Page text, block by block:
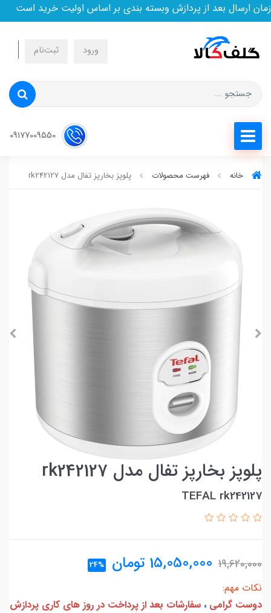
بعد از پردازش وبسته بندی بر اساس اولیت خرید است
ورود ثبت‌نام
خانه فهرست محصولات پلوپز بخارپز تفال مدل rk242127
پلوپز بخارپز تفال مدل rk242127
TEFAL rk242127
19,620,000
15,050,000 تومان 24%
نکات مهم:
دوست گرامی ، سفارشات بعد از پرداخت در روز های کاری پردازش